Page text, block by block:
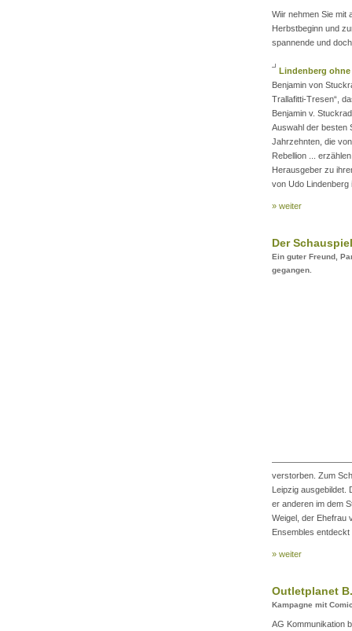
Wiir nehmen Sie mit
Herbstbeginn und
spannende und
Lindenberg ohne
Benjamin von
Trallafitti-Tresen“,
Benjamin v.
Auswahl der besten
Jahrzehnten, die
Rebellion ...
Herausgeber zu
von Udo Lindenberg
» weiter
Der
Ein guter Freund,
gegangen.
verstorben. Zum
Leipzig ausgebildet.
er anderen im dem
Weigel, der Ehefrau
Ensembles
» weiter
Outletplanet
Kampagne mit
AG Kommunikation